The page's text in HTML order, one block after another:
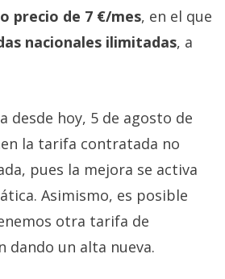
precio de 7 €/mes, en el que
nacionales ilimitadas, a
desde hoy, 5 de agosto de
la tarifa contratada no
pues la mejora se activa
Asimismo, es posible
otra tarifa de
dando un alta nueva.